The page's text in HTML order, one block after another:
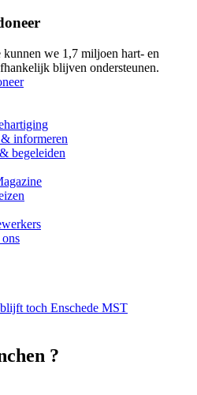
we 1,7 miljoen hart- en
blijven ondersteunen.
informeren
begeleiden
toch Enschede MST
?